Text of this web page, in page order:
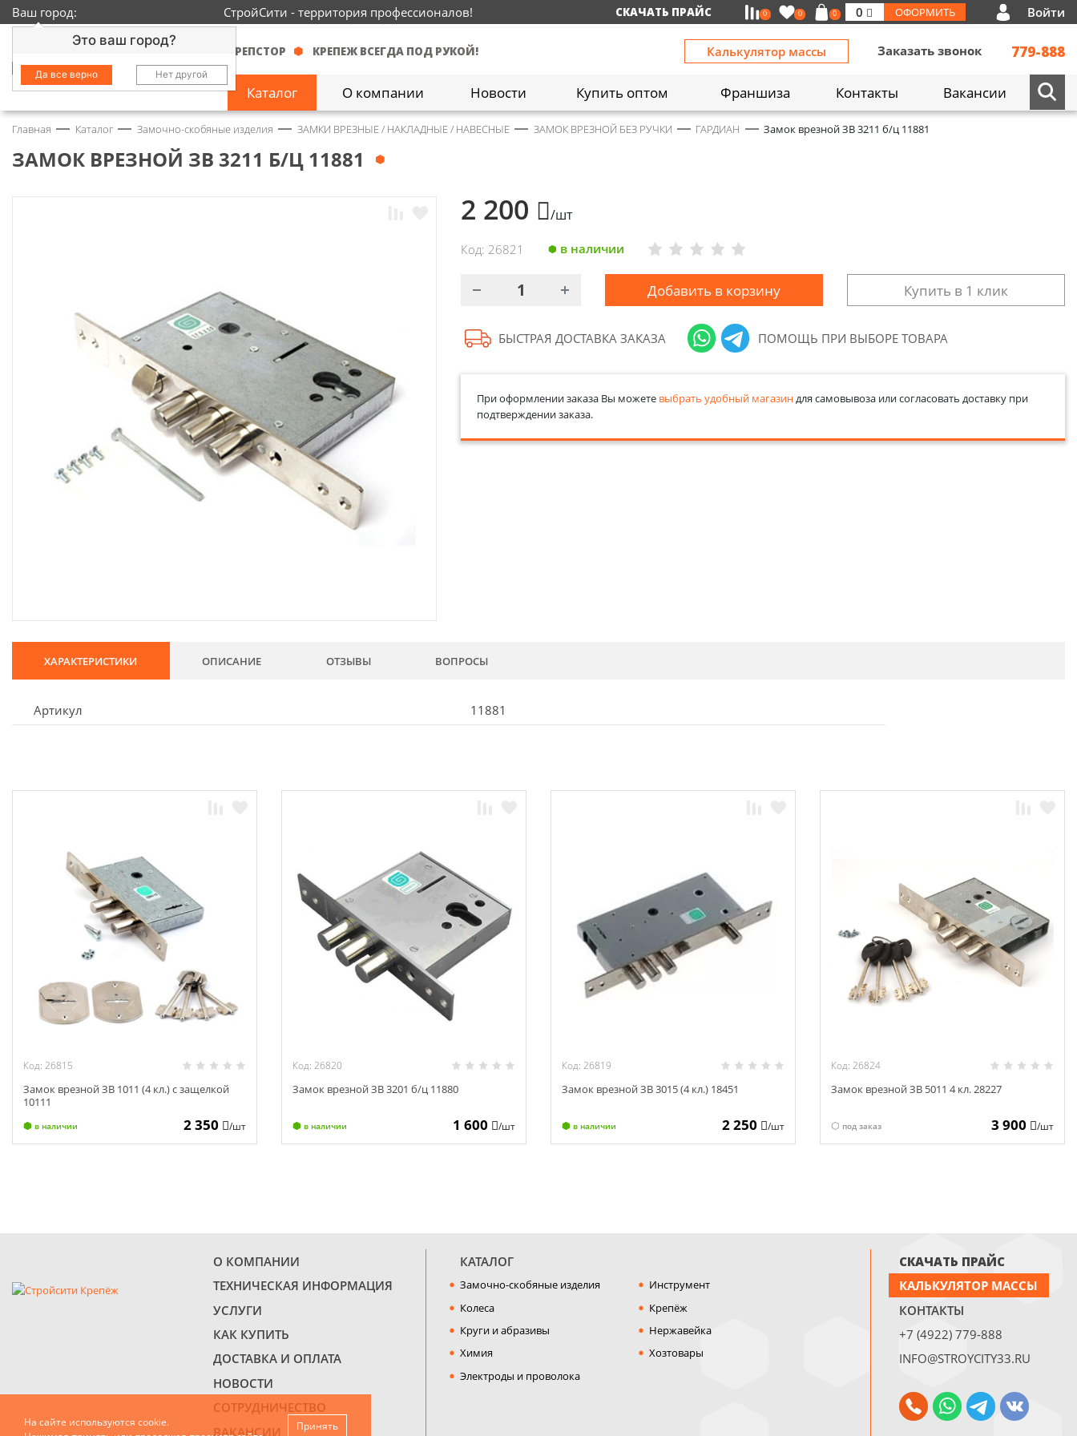
Ваш город:
Это ваш город?
Да все верно Нет другой
СтройСити - территория профессионалов! СКАЧАТЬ ПРАЙС 0 0 0 0 ОФОРМИТЬ Войти
КРЕПСТОР КРЕПЕЖ ВСЕГДА ПОД РУКОЙ! Калькулятор массы Заказать звонок 779-888
Каталог О компании Новости Купить оптом Франшиза Контакты Вакансии
Замочно-скобяные
изделия
1429
Нержавейка
Электроды и проволока
Хиты продаж
Главная Каталог Замочно-скобяные изделия ЗАМКИ ВРЕЗНЫЕ / НАКЛАДНЫЕ / НАВЕСНЫЕ ЗАМОК ВРЕЗНОЙ БЕЗ РУЧКИ ГАРДИАН Замок врезной ЗВ 3211 б/ц 11881
ЗАМОК ВРЕЗНОЙ ЗВ 3211 Б/Ц 11881
2 200 /шт
Код: 26821 в наличии
Добавить в корзину Купить в 1 клик
БЫСТРАЯ ДОСТАВКА ЗАКАЗА ПОМОЩЬ ПРИ ВЫБОРЕ ТОВАРА
При оформлении заказа Вы можете выбрать удобный магазиндля самовывоза или согласовать доставку при
подтверждении заказа.
ХАРАКТЕРИСТИКИ ОПИСАНИЕ ОТЗЫВЫ ВОПРОСЫ
Артикул 11881
Код: 26815
Замок врезной ЗВ 1011 (4 кл.) с защелкой
10111
в наличии 2 350 /шт
Код: 26820
Замок врезной ЗВ 3201 б/ц 11880
в наличии 1 600 /шт
Код: 26819
Замок врезной ЗВ 3015 (4 кл.) 18451
в наличии 2 250 /шт
Код: 26824
Замок врезной ЗВ 5011 4 кл. 28227
под заказ 3 900 /шт
О КОМПАНИИ
ТЕХНИЧЕСКАЯ ИНФОРМАЦИЯ
УСЛУГИ
КАК КУПИТЬ
ДОСТАВКА И ОПЛАТА
НОВОСТИ
СОТРУДНИЧЕСТВО
ВАКАНСИИ
КАТАЛОГ
Замочно-скобяные изделия
Инструмент
Колеса
Крепёж
Круги и абразивы
Нержавейка
Химия
Хозтовары
Электроды и проволока
СКАЧАТЬ ПРАЙС
КАЛЬКУЛЯТОР МАССЫ
КОНТАКТЫ
+7 (4922) 779-888
INFO@STROYCITY33.RU
На сайте используются cookie.
Принять